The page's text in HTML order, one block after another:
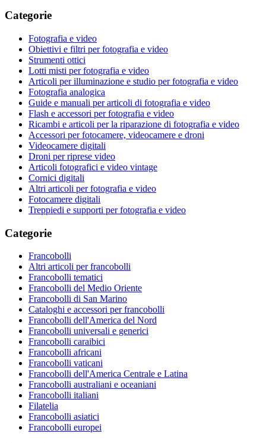
Categorie
Fotografia e video
Obiettivi e filtri per fotografia e video
Strumenti ottici
Lotti misti per fotografia e video
Articoli per illuminazione e studio per fotografia e video
Fotografia analogica
Guide e manuali per articoli di fotografia e video
Flash e accessori per fotografia e video
Ricambi e articoli per la riparazione di fotografia e video
Accessori per fotocamere, videocamere e droni
Videocamere digitali
Droni per riprese video
Articoli fotografici e video vintage
Cornici digitali
Altri articoli per fotografia e video
Fotocamere digitali
Treppiedi e supporti per fotografia e video
Categorie
Francobolli
Altri articoli per francobolli
Francobolli tematici
Francobolli del Medio Oriente
Francobolli di San Marino
Cataloghi e accessori per francobolli
Francobolli dell'America del Nord
Francobolli universali e generici
Francobolli caraibici
Francobolli africani
Francobolli vaticani
Francobolli dell'America Centrale e Latina
Francobolli australiani e oceaniani
Francobolli italiani
Filatelia
Francobolli asiatici
Francobolli europei